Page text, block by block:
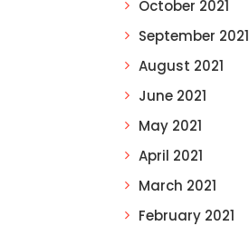
October 2021
September 2021
August 2021
June 2021
May 2021
April 2021
March 2021
February 2021